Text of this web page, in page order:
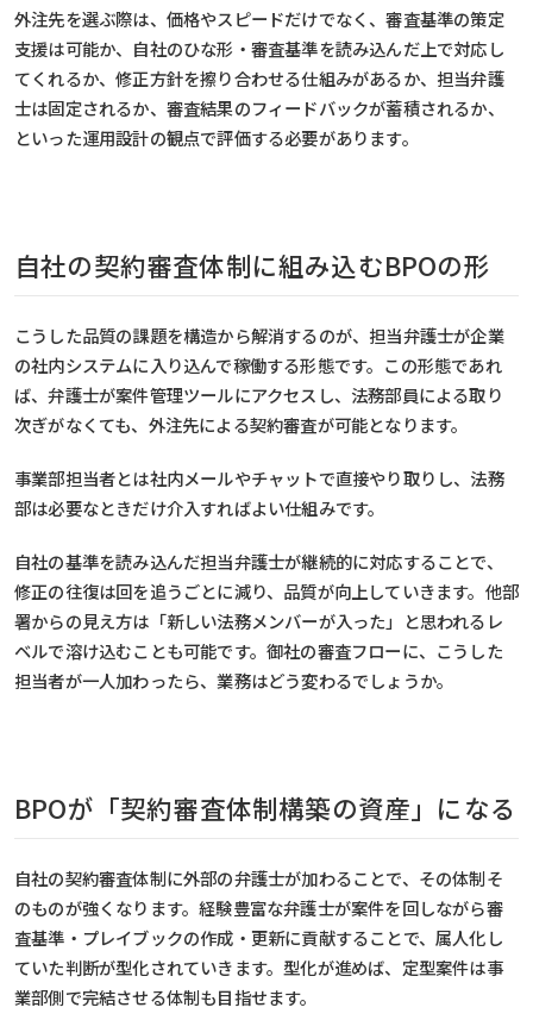
外注先を選ぶ際は、価格やスピードだけでなく、審査基準の策定
支援は可能か、自社のひな形・審査基準を読み込んだ上で対応し
てくれるか、修正方針を擦り合わせる仕組みがあるか、担当弁護
士は固定されるか、審査結果のフィードバックが蓄積されるか、
といった運用設計の観点で評価する必要があります。
自社の契約審査体制に組み込むBPOの形
こうした品質の課題を構造から解消するのが、担当弁護士が企業
の社内システムに入り込んで稼働する形態です。この形態であれ
ば、弁護士が案件管理ツールにアクセスし、法務部員による取り
次ぎがなくても、外注先による契約審査が可能となります。
事業部担当者とは社内メールやチャットで直接やり取りし、法務
部は必要なときだけ介入すればよい仕組みです。
自社の基準を読み込んだ担当弁護士が継続的に対応することで、
修正の往復は回を追うごとに減り、品質が向上していきます。他部
署からの見え方は「新しい法務メンバーが入った」と思われるレ
ベルで溶け込むことも可能です。御社の審査フローに、こうした
担当者が一人加わったら、業務はどう変わるでしょうか。
BPOが「契約審査体制構築の資産」になる
自社の契約審査体制に外部の弁護士が加わることで、その体制そ
のものが強くなります。経験豊富な弁護士が案件を回しながら審
査基準・ プレイブックの作成・更新に貢献することで、属人化し
ていた判断が型化されていきます。型化が進めば、定型案件は事
業部側で完結させる体制も目指せます。